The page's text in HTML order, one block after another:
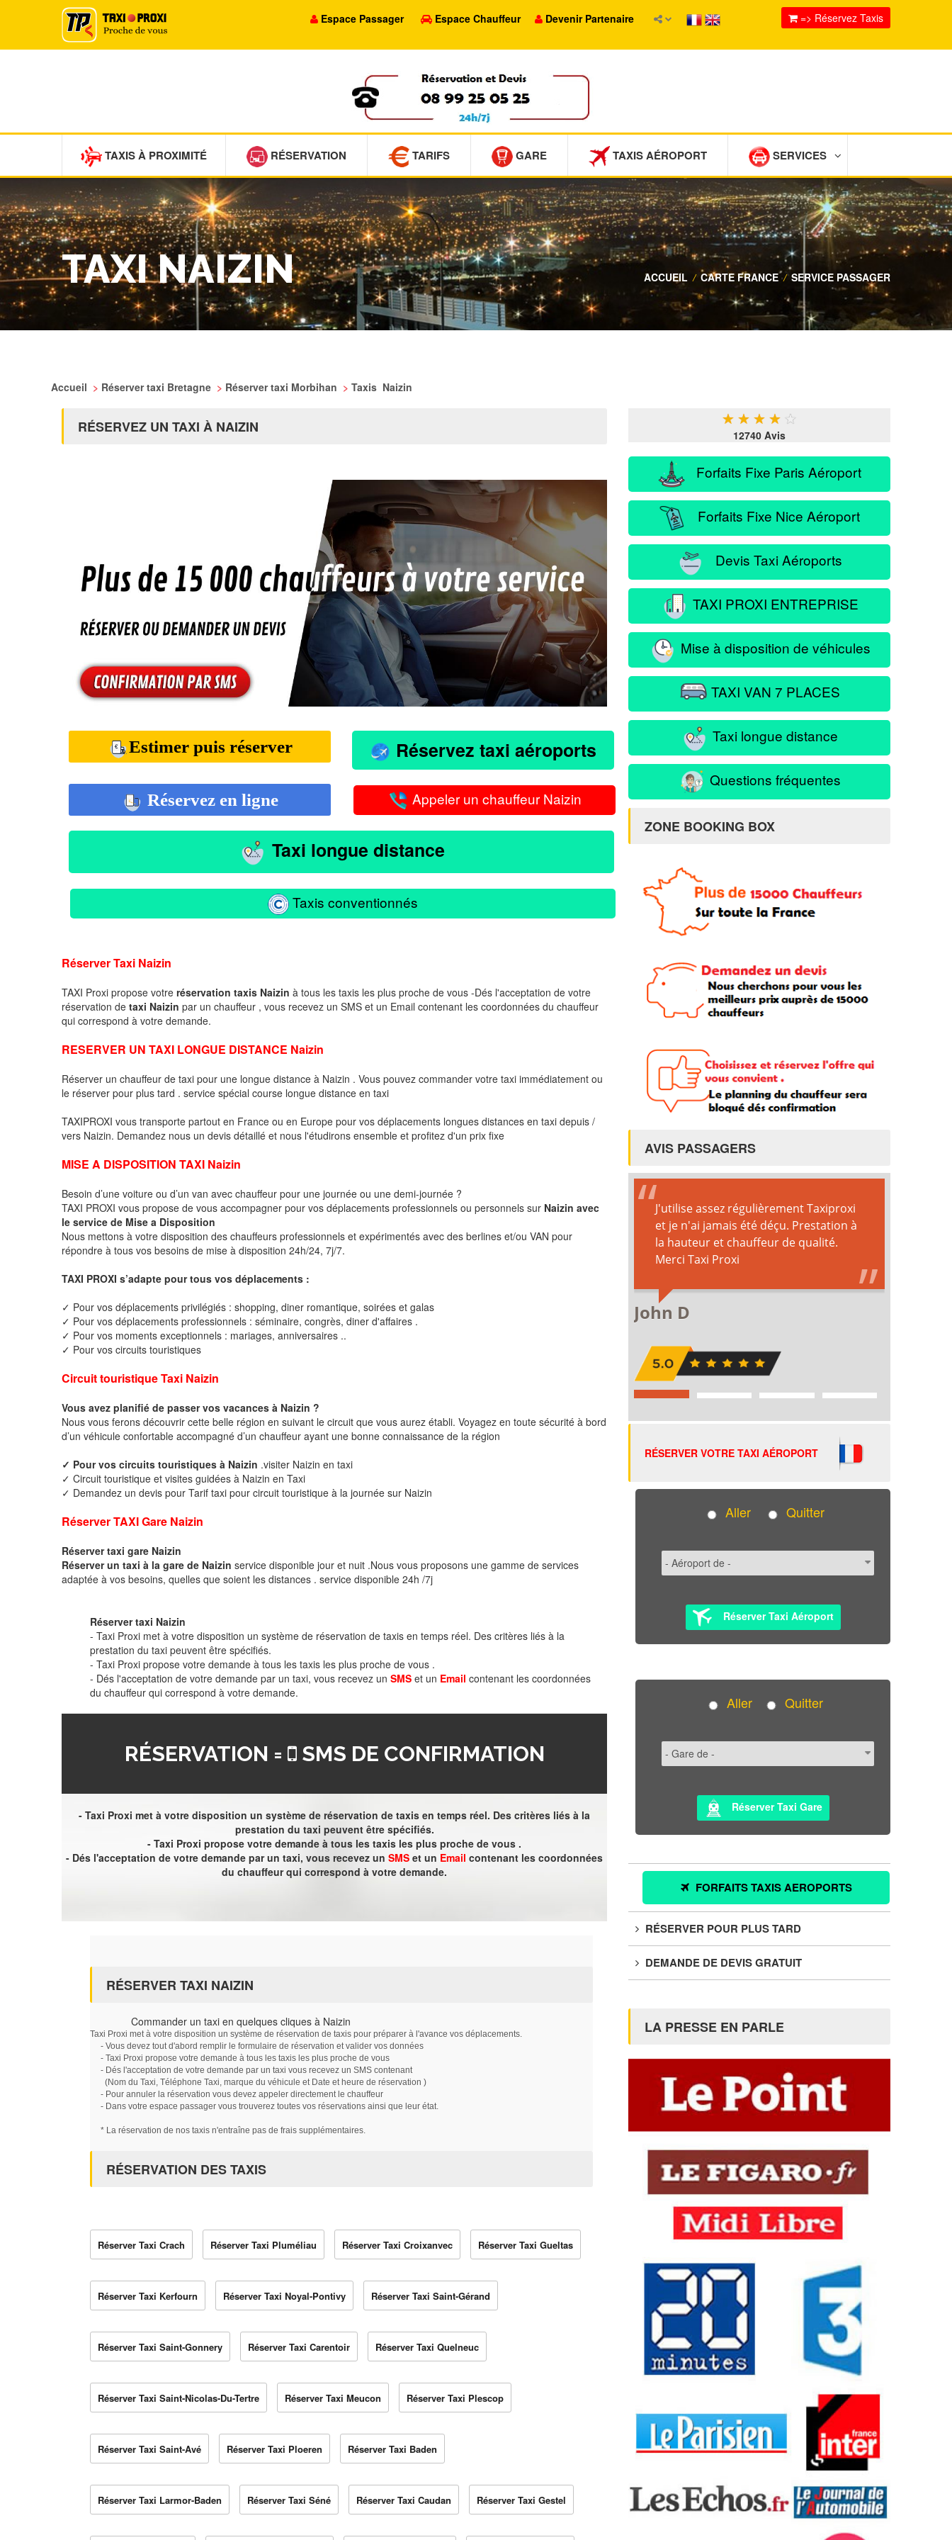
Espace Passager Espace Chauffeur Devenir Partenaire => Réservez Taxis
TAXIS À PROXIMITÉ RÉSERVATION TARIFS GARE TAXIS AÉROPORT SERVICES
TAXI NAIZIN ACCUEIL / CARTE FRANCE / SERVICE PASSAGER
Accueil > Réserver taxi Bretagne > Réserver taxi Morbihan > Taxis Naizin
RÉSERVEZ UN TAXI À NAIZIN
Estimer puis réserver Réservez taxi aéroports
Réservez en ligne Appeler un chauffeur Naizin
Taxi longue distance
Taxis conventionnés
Réserver Taxi Naizin
TAXI Proxi propose votre réservation taxis Naizin à tous les taxis les plus proche de vous -Dés l'acceptation de votre
réservation de taxi Naizin par un chauffeur , vous recevez un SMS et un Email contenant les coordonnées du chauffeur
qui correspond à votre demande.
RESERVER UN TAXI LONGUE DISTANCE Naizin
Réserver un chauffeur de taxi pour une longue distance à Naizin . Vous pouvez commander votre taxi immédiatement ou
le réserver pour plus tard . service spécial course longue distance en taxi
TAXIPROXI vous transporte partout en France ou en Europe pour vos déplacements longues distances en taxi depuis /
vers Naizin. Demandez nous un devis détaillé et nous l'étudirons ensemble et profitez d'un prix fixe
MISE A DISPOSITION TAXI Naizin
Besoin d’une voiture ou d’un van avec chauffeur pour une journée ou une demi-journée ?
TAXI PROXI vous propose de vous accompagner pour vos déplacements professionnels ou personnels sur Naizin avec
le service de Mise a Disposition
Nous mettons à votre disposition des chauffeurs professionnels et expérimentés avec des berlines et/ou VAN pour
répondre à tous vos besoins de mise à disposition 24h/24, 7j/7.
TAXI PROXI s’adapte pour tous vos déplacements :
✓ Pour vos déplacements privilégiés : shopping, diner romantique, soirées et galas
✓ Pour vos déplacements professionnels : séminaire, congrès, diner d'affaires .
✓ Pour vos moments exceptionnels : mariages, anniversaires ..
✓ Pour vos circuits touristiques
Circuit touristique Taxi Naizin
Vous avez planifié de passer vos vacances à Naizin ?
Nous vous ferons découvrir cette belle région en suivant le circuit que vous aurez établi. Voyagez en toute sécurité à bord
d’un véhicule confortable accompagné d’un chauffeur ayant une bonne connaissance de la région
✓ Pour vos circuits touristiques à Naizin .visiter Naizin en taxi
✓ Circuit touristique et visites guidées à Naizin en Taxi
✓ Demandez un devis pour Tarif taxi pour circuit touristique à la journée sur Naizin
Réserver TAXI Gare Naizin
Réserver taxi gare Naizin
Réserver un taxi à la gare de Naizin service disponible jour et nuit .Nous vous proposons une gamme de services
adaptée à vos besoins, quelles que soient les distances . service disponible 24h /7j
Réserver taxi Naizin
- Taxi Proxi met à votre disposition un système de réservation de taxis en temps réel. Des critères liés à la
prestation du taxi peuvent être spécifiés.
- Taxi Proxi propose votre demande à tous les taxis les plus proche de vous .
- Dés l'acceptation de votre demande par un taxi, vous recevez un SMS et un Email contenant les coordonnées
du chauffeur qui correspond à votre demande.
RÉSERVATION = SMS DE CONFIRMATION
- Taxi Proxi met à votre disposition un système de réservation de taxis en temps réel. Des critères liés à la
prestation du taxi peuvent être spécifiés.
- Taxi Proxi propose votre demande à tous les taxis les plus proche de vous .
- Dés l'acceptation de votre demande par un taxi, vous recevez un SMS et un Email contenant les coordonnées
du chauffeur qui correspond à votre demande.
RÉSERVER TAXI NAIZIN
Commander un taxi en quelques cliques à Naizin
Taxi Proxi met à votre disposition un système de réservation de taxis pour préparer à l'avance vos déplacements.
- Vous devez tout d'abord remplir le formulaire de réservation et valider vos données
- Taxi Proxi propose votre demande à tous les taxis les plus proche de vous
- Dés l'acceptation de votre demande par un taxi vous recevez un SMS contenant
(Nom du Taxi, Téléphone Taxi, marque du véhicule et Date et heure de réservation )
- Pour annuler la réservation vous devez appeler directement le chauffeur
- Dans votre espace passager vous trouverez toutes vos réservations ainsi que leur état.
* La réservation de nos taxis n'entraîne pas de frais supplémentaires.
RÉSERVATION DES TAXIS
Réserver Taxi Crach Réserver Taxi Pluméliau Réserver Taxi Croixanvec Réserver Taxi Gueltas
Réserver Taxi Kerfourn Réserver Taxi Noyal-Pontivy Réserver Taxi Saint-Gérand
Réserver Taxi Saint-Gonnery Réserver Taxi Carentoir Réserver Taxi Quelneuc
Réserver Taxi Saint-Nicolas-Du-Tertre Réserver Taxi Meucon Réserver Taxi Plescop
Réserver Taxi Saint-Avé Réserver Taxi Ploeren Réserver Taxi Baden
Réserver Taxi Larmor-Baden Réserver Taxi Séné Réserver Taxi Caudan Réserver Taxi Gestel
★ ★ ★ ★ ★
12740 Avis
Forfaits Fixe Paris Aéroport
Forfaits Fixe Nice Aéroport
Devis Taxi Aéroports
TAXI PROXI ENTREPRISE
Mise à disposition de véhicules
TAXI VAN 7 PLACES
Taxi longue distance
Questions fréquentes
ZONE BOOKING BOX
AVIS PASSAGERS
RÉSERVER VOTRE TAXI AÉROPORT
Aller Quitter
Réserver Taxi Aéroport
Aller Quitter
Réserver Taxi Gare
FORFAITS TAXIS AEROPORTS
RÉSERVER POUR PLUS TARD
DEMANDE DE DEVIS GRATUIT
LA PRESSE EN PARLE